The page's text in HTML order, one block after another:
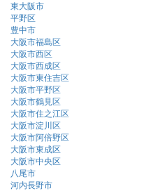
東大阪市
平野区
豊中市
大阪市福島区
大阪市西区
大阪市西成区
大阪市東住吉区
大阪市平野区
大阪市鶴見区
大阪市住之江区
大阪市淀川区
大阪市阿倍野区
大阪市東成区
大阪市中央区
八尾市
河内長野市